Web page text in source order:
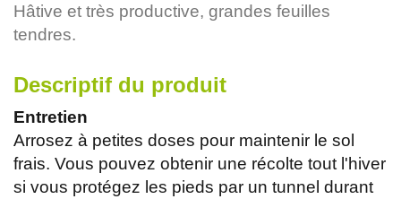
Hâtive et très productive, grandes feuilles
tendres.
Descriptif du produit
Entretien
Arrosez à petites doses pour maintenir le sol
frais. Vous pouvez obtenir une récolte tout l'hiver
si vous protégez les pieds par un tunnel durant